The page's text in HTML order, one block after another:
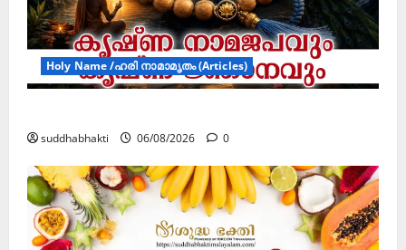
Holy Name /ഹരി നാമാമൃതം (Articles)
suddhabhakti 06/08/2026 0